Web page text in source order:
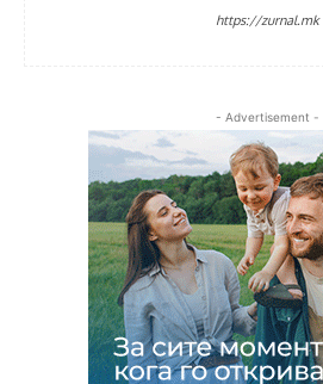
https://zurnal.mk
- Advertisement -